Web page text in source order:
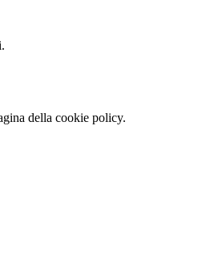
della cookie policy.